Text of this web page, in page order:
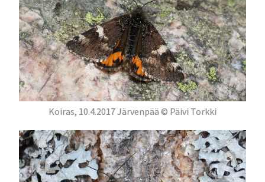
Koiras, 10.4.2017 Järvenpää © Päivi Torkki